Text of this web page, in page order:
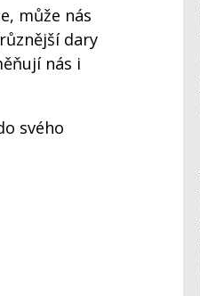
může nás
dary
nás i
svého